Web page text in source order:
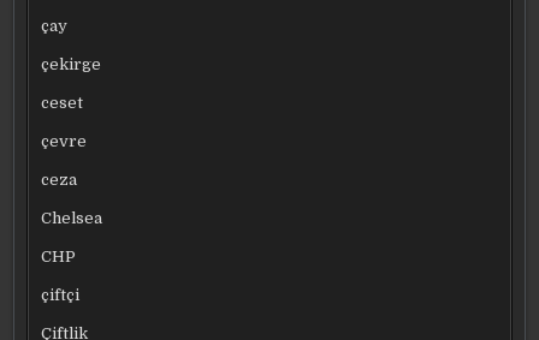
çay
çekirge
ceset
çevre
ceza
Chelsea
CHP
çiftçi
Çiftlik